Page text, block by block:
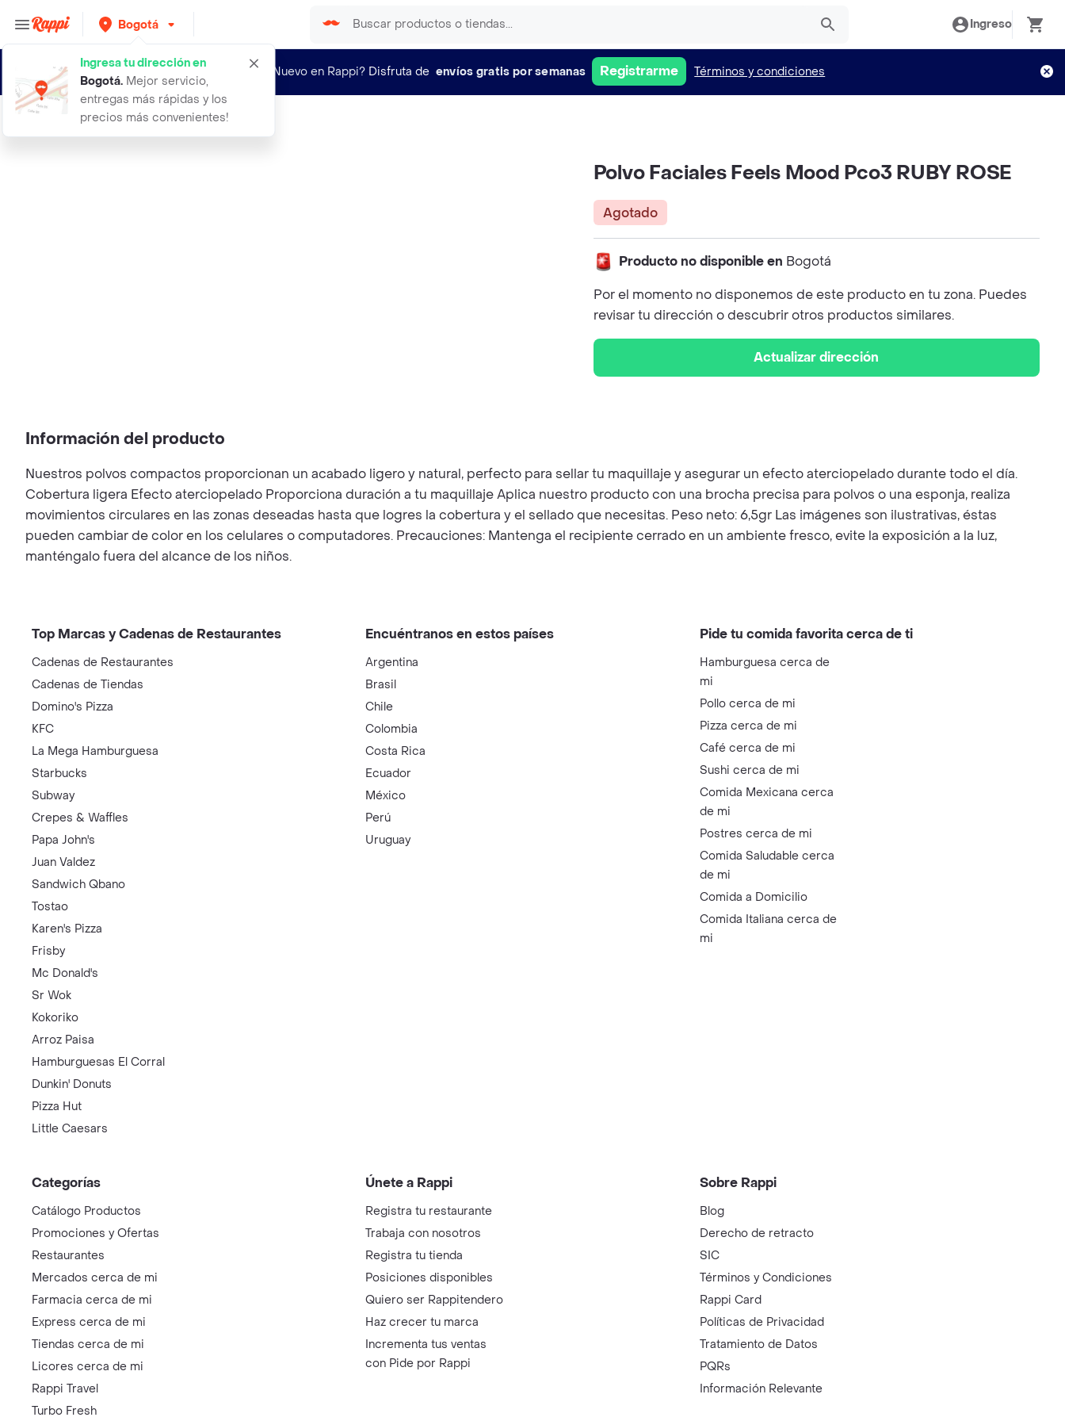
Bogotá
Ingresa tu dirección en
Bogotá. Mejor servicio,
entregas más rápidas y los
precios más convenientes!
Ingreso
¿Nuevo en Rappi? Disfruta de envíos gratis por semanas Registrarme Términos y condiciones
polvo faciales feels mood pco3 ruby
Polvo Faciales Feels Mood Pco3 RUBY ROSE
Agotado
Producto no disponible en Bogotá
Por el momento no disponemos de este producto en tu zona. Puedes
revisar tu dirección o descubrir otros productos similares.
Actualizar dirección
Información del producto
Nuestros polvos compactos proporcionan un acabado ligero y natural, perfecto para sellar tu maquillaje y asegurar un efecto aterciopelado durante todo el día.
Cobertura ligera Efecto aterciopelado Proporciona duración a tu maquillaje Aplica nuestro producto con una brocha precisa para polvos o una esponja, realiza
movimientos circulares en las zonas deseadas hasta que logres la cobertura y el sellado que necesitas. Peso neto: 6,5gr Las imágenes son ilustrativas, éstas
pueden cambiar de color en los celulares o computadores. Precauciones: Mantenga el recipiente cerrado en un ambiente fresco, evite la exposición a la luz,
manténgalo fuera del alcance de los niños.
Top Marcas y Cadenas de Restaurantes
Cadenas de Restaurantes
Cadenas de Tiendas
Domino's Pizza
KFC
La Mega Hamburguesa
Starbucks
Subway
Crepes & Waffles
Papa John's
Juan Valdez
Sandwich Qbano
Tostao
Karen's Pizza
Frisby
Mc Donald's
Sr Wok
Kokoriko
Arroz Paisa
Hamburguesas El Corral
Dunkin' Donuts
Pizza Hut
Little Caesars
Encuéntranos en estos países
Argentina
Brasil
Chile
Colombia
Costa Rica
Ecuador
México
Perú
Uruguay
Pide tu comida favorita cerca de ti
Hamburguesa cerca de
mi
Pollo cerca de mi
Pizza cerca de mi
Café cerca de mi
Sushi cerca de mi
Comida Mexicana cerca
de mi
Postres cerca de mi
Comida Saludable cerca
de mi
Comida a Domicilio
Comida Italiana cerca de
mi
Categorías
Catálogo Productos
Promociones y Ofertas
Restaurantes
Mercados cerca de mi
Farmacia cerca de mi
Express cerca de mi
Tiendas cerca de mi
Licores cerca de mi
Rappi Travel
Turbo Fresh
Únete a Rappi
Registra tu restaurante
Trabaja con nosotros
Registra tu tienda
Posiciones disponibles
Quiero ser Rappitendero
Haz crecer tu marca
Incrementa tus ventas
con Pide por Rappi
Sobre Rappi
Blog
Derecho de retracto
SIC
Términos y Condiciones
Rappi Card
Políticas de Privacidad
Tratamiento de Datos
PQRs
Información Relevante